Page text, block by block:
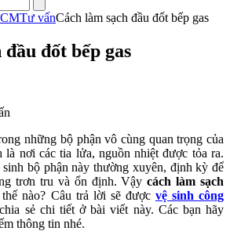
Tư vấnCách làm sạch đầu đốt bếp gas
đốt bếp gas
những bộ phận vô cùng quan trọng của
là nơi các tia lửa, nguồn nhiệt được tỏa ra.
bộ phận này thường xuyên, định kỳ để
trơn tru và ổn định. Vậycách làm sạch
nào? Câu trả lời sẽ được vệ sinh công
sẻ chi tiết ở bài viết này. Các bạn hãy
thông tin nhé.